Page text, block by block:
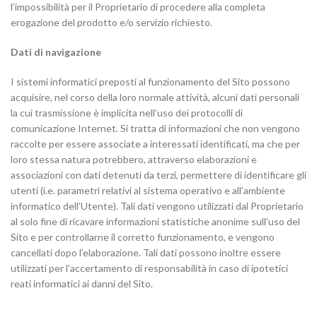
l’impossibilità per il Proprietario di procedere alla completa
erogazione del prodotto e/o servizio richiesto.
Dati di navigazione
I sistemi informatici preposti al funzionamento del Sito possono
acquisire, nel corso della loro normale attività, alcuni dati personali
la cui trasmissione è implicita nell’uso dei protocolli di
comunicazione Internet. Si tratta di informazioni che non vengono
raccolte per essere associate a interessati identificati, ma che per
loro stessa natura potrebbero, attraverso elaborazioni e
associazioni con dati detenuti da terzi, permettere di identificare gli
utenti (i.e. parametri relativi al sistema operativo e all’ambiente
informatico dell’Utente). Tali dati vengono utilizzati dal Proprietario
al solo fine di ricavare informazioni statistiche anonime sull’uso del
Sito e per controllarne il corretto funzionamento, e vengono
cancellati dopo l’elaborazione. Tali dati possono inoltre essere
utilizzati per l’accertamento di responsabilità in caso di ipotetici
reati informatici ai danni del Sito.